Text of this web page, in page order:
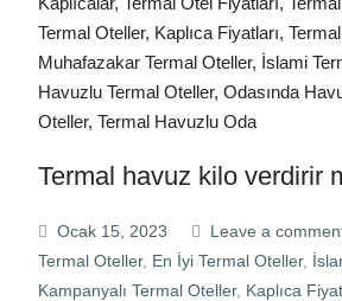
Termal havuz kilo verdirir
Ocak 15, 2023 Leave a
Termal Oteller, En İyi Termal Oteller,
Kampanyalı Termal Oteller, Kaplıca